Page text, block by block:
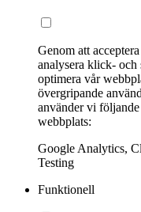
Genom att
analysera klick- och
optimera vår
övergripande
använder vi
webbplats:
Google Analytics,
Testing
Funktionell